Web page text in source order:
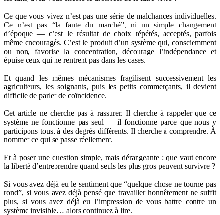
Ce que vous vivez n’est pas une série de malchances individuelles.
Ce n’est pas “la faute du marché”, ni un simple changement
d’époque — c’est le résultat de choix répétés, acceptés, parfois
même encouragés. C’est le produit d’un système qui, consciemment
ou non, favorise la concentration, décourage l’indépendance et
épuise ceux qui ne rentrent pas dans les cases.
Et quand les mêmes mécanismes fragilisent successivement les
agriculteurs, les soignants, puis les petits commerçants, il devient
difficile de parler de coïncidence.
Cet article ne cherche pas à rassurer. Il cherche à rappeler que ce
système ne fonctionne pas seul — il fonctionne parce que nous y
participons tous, à des degrés différents. Il cherche à comprendre. À
nommer ce qui se passe réellement.
Et à poser une question simple, mais dérangeante : que vaut encore
la liberté d’entreprendre quand seuls les plus gros peuvent survivre ?
Si vous avez déjà eu le sentiment que “quelque chose ne tourne pas
rond”, si vous avez déjà pensé que travailler honnêtement ne suffit
plus, si vous avez déjà eu l’impression de vous battre contre un
système invisible… alors continuez à lire.